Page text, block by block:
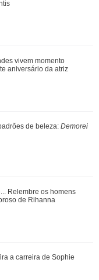
deu um fim a
os fat...
Enzo Celulari... Relembre
Friends que marcaram
a carreira de Sophie
vivem momento
aniversário da atriz
de beleza: Demorei
Relembre os homens
de Rihanna
a carreira de Sophie